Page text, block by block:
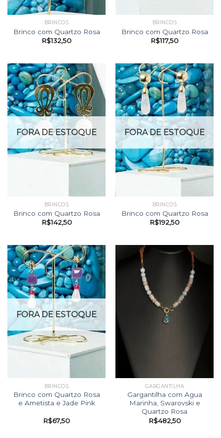
BRINCOS
Brinco com Quartzo Rosa
R$132,50
BRINCOS
Brinco com Quartzo Rosa
R$117,50
FORA DE ESTOQUE
BRINCOS
Brinco com Quartzo Rosa
R$142,50
FORA DE ESTOQUE
BRINCOS
Brinco com Quartzo Rosa
R$192,50
FORA DE ESTOQUE
BRINCOS
Brinco com Quartzo Rosa
e Ametista e Jade Pink
R$67,50
GARGANTILHA
Gargantilha com Agua
Marinha, Swarovski e
Quartzo Rosa
R$482,50